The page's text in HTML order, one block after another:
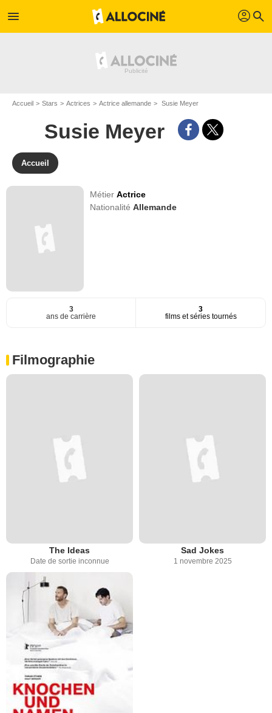
menu profil search
Accueil Stars Actrices Actrice allemande Susie Meyer
Susie Meyer
Accueil
MétierActrice
NationalitéAllemande
3
ans de carrière
3
films et séries tournés
Filmographie
The Ideas
Date de sortie inconnue
Sad Jokes
1 novembre 2025